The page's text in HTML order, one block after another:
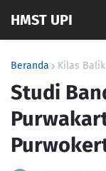
HMST UPI
Beranda Kilas Balik
Studi